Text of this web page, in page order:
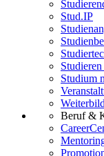
Stud.IP
Studium
Beruf &